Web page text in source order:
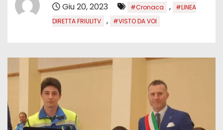
Giu 20, 2023 #Cronaca ,
#LINEA
DIRETTA FRIULITV
, #VISTO DA VOI